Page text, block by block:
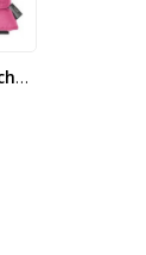
Kinderhandschoenen Roze